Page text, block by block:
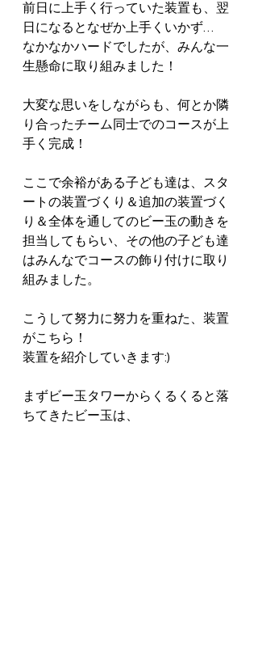
前日に上手く行っていた装置も、翌
日になるとなぜか上手くいかず…
なかなかハードでしたが、みんな一
生懸命に取り組みました！
大変な思いをしながらも、何とか隣
り合ったチーム同士でのコースが上
手く完成！
ここで余裕がある子ども達は、スタ
ートの装置づくり＆追加の装置づく
り＆全体を通してのビー玉の動きを
担当してもらい、その他の子ども達
はみんなでコースの飾り付けに取り
組みました。
こうして努力に努力を重ねた、装置
がこちら！
装置を紹介していきます:)
まずビー玉タワーからくるくると落
ちてきたビー玉は、